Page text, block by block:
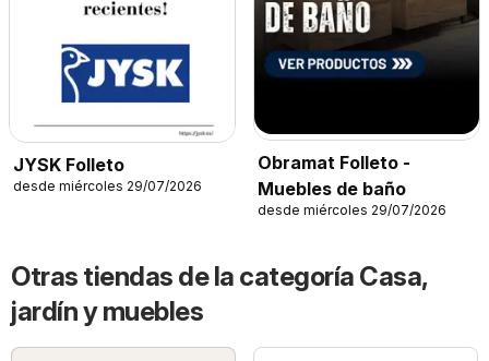
JYSK Folleto
desde miércoles 29/07/2026
Obramat Folleto -
Muebles de baño
desde miércoles 29/07/2026
Otras tiendas de la categoría Casa,
jardín y muebles